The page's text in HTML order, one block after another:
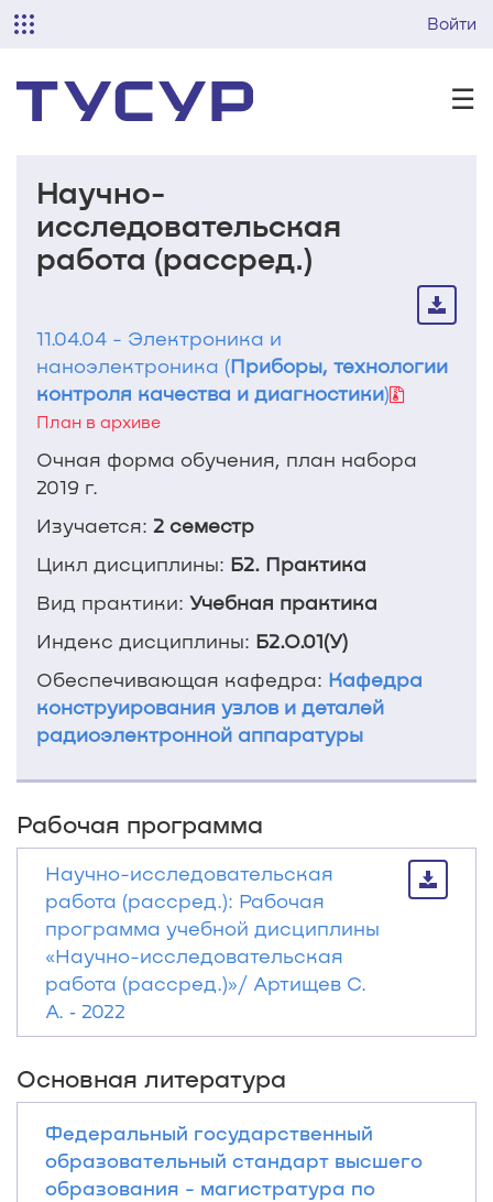
Войти
☰
Научно-
исследовательская
работа (рассред.)
11.04.04 - Электроника и
наноэлектроника (Приборы, технологии
контроля качества и диагностики)
План в архиве
Очная форма обучения, план набора
2019 г.
Изучается: 2 семестр
Цикл дисциплины: Б2. Практика
Вид практики: Учебная практика
Индекс дисциплины: Б2.О.01(У)
Обеспечивающая кафедра: Кафедра
конструирования узлов и деталей
радиоэлектронной аппаратуры
Рабочая программа
Научно-исследовательская
работа (рассред.): Рабочая
программа учебной дисциплины
«Научно-исследовательская
работа (рассред.)»/ Артищев С.
А. ‐ 2022
Основная литература
Федеральный государственный
образовательный стандарт высшего
образования - магистратура по